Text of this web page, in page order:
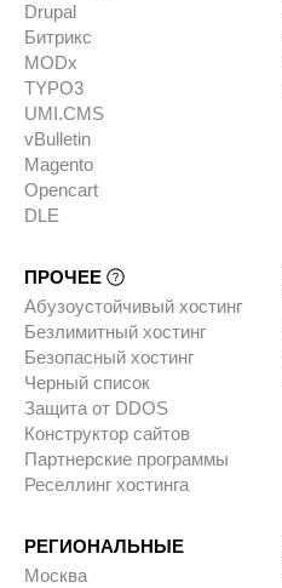
Drupal
Битрикс
MODx
TYPO3
UMI.CMS
vBulletin
Magento
Opencart
DLE
ПРОЧЕЕ
Абузоустойчивый хостинг
Безлимитный хостинг
Безопасный хостинг
Черный список
Защита от DDOS
Конструктор сайтов
Партнерские программы
Реселлинг хостинга
РЕГИОНАЛЬНЫЕ
Москва